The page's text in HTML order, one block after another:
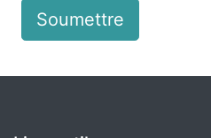
Soumettre